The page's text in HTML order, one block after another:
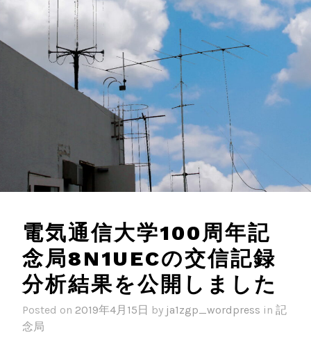
電気通信大学100周年記
念局8N1UECの交信記録
分析結果を公開しました
Posted on 2019年4月15日 by ja1zgp_wordpress in 記
念局